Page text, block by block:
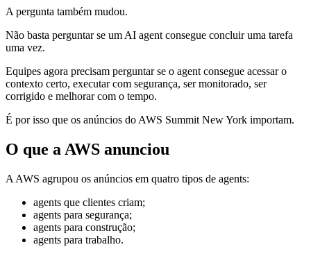
A pergunta também mudou.
Não basta perguntar se um AI agent consegue concluir uma tarefa
uma vez.
Equipes agora precisam perguntar se o agent consegue acessar o
contexto certo, executar com segurança, ser monitorado, ser
corrigido e melhorar com o tempo.
É por isso que os anúncios do AWS Summit New York importam.
O que a AWS anunciou
A AWS agrupou os anúncios em quatro tipos de agents:
agents que clientes criam;
agents para segurança;
agents para construção;
agents para trabalho.